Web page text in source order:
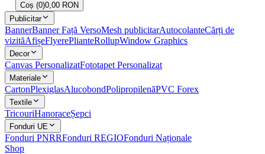
Coș (0)0,00 RON
Publicitar
BannerBanner Față VersoMesh publicitarAutocolanteCărți de
vizităAfișeFlyerePlianteRollupWindow Graphics
Decor
Canvas PersonalizatFototapet Personalizat
Materiale
CartonPlexiglasAlucobondPolipropilenăPVC Forex
Textile
TricouriHanoraceȘepci
Fonduri UE
Fonduri PNRRFonduri REGIOFonduri Naționale
Shop